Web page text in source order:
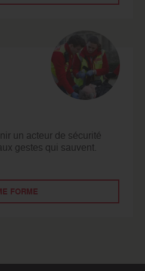
un acteur de sécurité
gestes qui sauvent.
FORME